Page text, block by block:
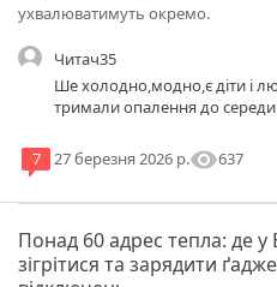
ухвалюватимуть окремо.
Читач35
Ше холодно,модно,є діти і
тримали опалення до
7 27 березня 2026 р.visibility637
Понад 60 адрес тепла: де у
зігрітися та зарядити